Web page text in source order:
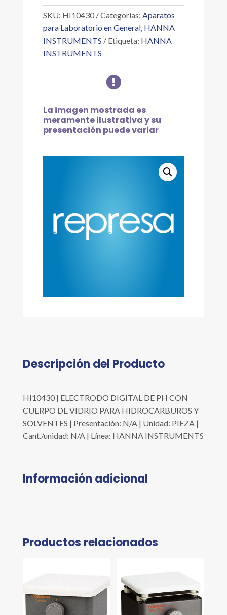
CON
DE
VIDRIO
PARA
cantidad
SKU: HI10430 Categorías: Aparatos
para Laboratorio en General, HANNA
INSTRUMENTS
Etiqueta: HANNA
INSTRUMENTS

La imagen mostrada es
meramente ilustrativa y su
presentación puede variar
Descripción del Producto
HI10430 | ELECTRODO DIGITAL DE PH CON
CUERPO DE VIDRIO PARA HIDROCARBUROS Y
SOLVENTES | Presentación: N/A | Unidad: PIEZA |
Cant./unidad: N/A | Línea: HANNA INSTRUMENTS
Información adicional
Productos relacionados